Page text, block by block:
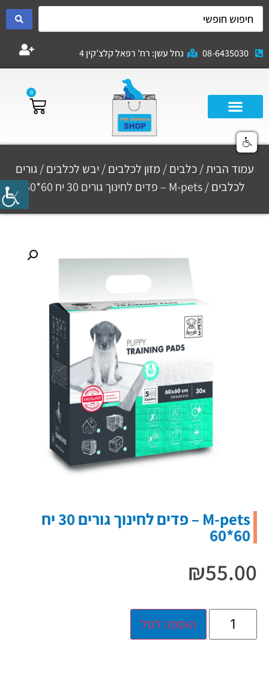
08-6435030 נחל עשן: רח’ רפאל קלצ’קין 4
0
עמוד הבית/כלבים/ מזון לכלבים/ יבש לכלבים/גורים
לכלבים/ M-pets – פדים לחינוך גורים 30 יח 60*60
M-pets – פדים לחינוך גורים 30 יח
60*60
₪55.00
הוספה לסל